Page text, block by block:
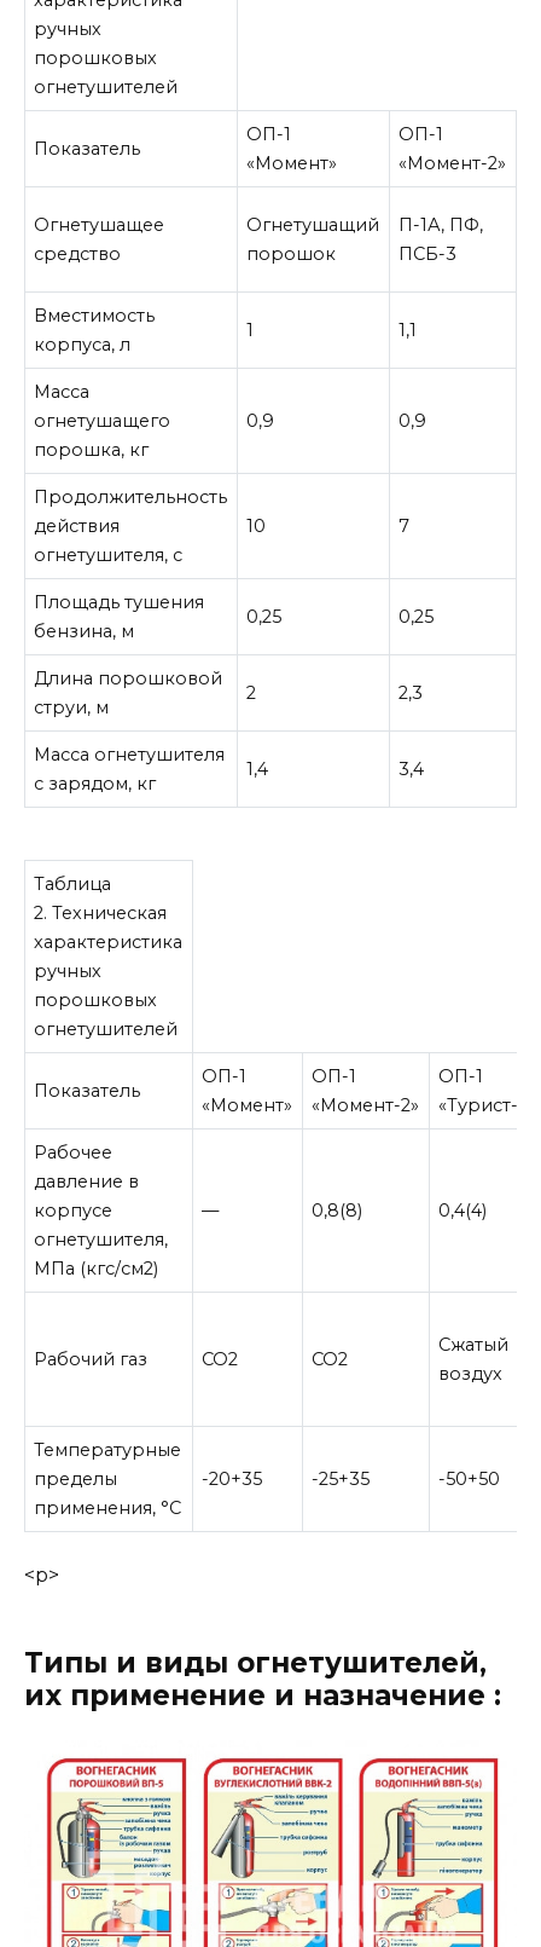
ручных
порошковых
огнетушителей
Показатель
ОП-1
«Момент»
ОП-1
«Момент-2»
Огнетушащее
средство
Огнетушащий
порошок
П-1А, ПФ,
ПСБ-3
Вместимость
корпуса, л
1 1,1
Масса
огнетушащего
порошка, кг
0,9 0,9
Продолжительность
действия
огнетушителя, с
10 7
Площадь тушения
бензина, м
0,25 0,25
Длина порошковой
струи, м
2 2,3
Масса огнетушителя
с зарядом, кг
1,4 3,4
Таблица
2. Техническая
характеристика
ручных
порошковых
огнетушителей
Показатель
ОП-1
«Момент»
ОП-1
«Момент-2»
ОП-1
«Турист-2»
Рабочее
давление в
корпусе
огнетушителя,
МПа (кгс/см2)
— 0,8(8) 0,4(4)
Рабочий газ CO2 CO2
Сжатый
воздух
Температурные
пределы
применения, °С
-20+35 -25+35 -50+50
<p>
Типы и виды огнетушителей,
их применение и назначение :